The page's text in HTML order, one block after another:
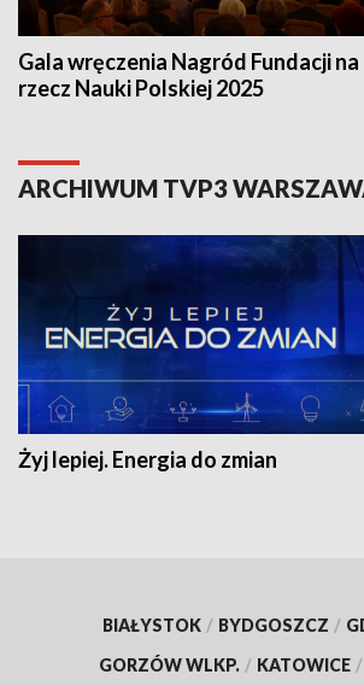
Gala wręczenia Nagród Fundacji na
rzecz Nauki Polskiej 2025
ARCHIWUM TVP3
Żyj lepiej. Energia do zmian
BIAŁYSTOK / BYDGOSZCZ /
GORZÓW WLKP. / KATOWICE /